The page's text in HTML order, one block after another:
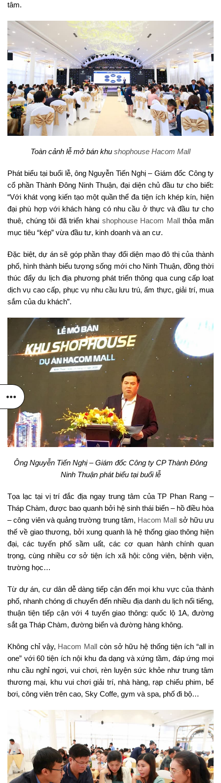
tâm.
Toàn cảnh lễ mở bán khu shophouse Hacom Mall
Phát biểu tại buổi lễ, ông Nguyễn Tiến Nghị – Giám đốc Công ty
cổ phần Thành Đông Ninh Thuận, đại diện chủ đầu tư cho biết:
“Với khát vọng kiến tạo một quần thể đa tiện ích khép kín, hiện
đại phù hợp với khách hàng có nhu cầu ở thực và đầu tư cho
thuê, chúng tôi đã triển khai shophouse Hacom Mallthỏa mãn
mục tiêu “kép” vừa đầu tư, kinh doanh và an cư.
Đặc biệt, dự án sẽ góp phần thay đổi diện mạo đô thị của thành
phố, hình thành biểu tượng sống mới cho Ninh Thuận, đồng thời
thúc đẩy du lịch địa phương phát triển thông qua cung cấp loạt
dịch vụ cao cấp, phục vụ nhu cầu lưu trú, ẩm thực, giải trí, mua
sắm của du khách”.
Ông Nguyễn Tiến Nghị – Giám đốc Công ty CP Thành Đông
Ninh Thuận phát biểu tại buổi lễ
Tọa lạc tại vị trí đắc địa ngay trung tâm của TP Phan Rang –
Tháp Chàm, được bao quanh bởi hệ sinh thái biển – hồ điều hòa
– công viên và quảng trường trung tâm, Hacom Mall sở hữu ưu
thế về giao thương, bởi xung quanh là hệ thống giao thông hiện
đại, các tuyến phố sầm uất, các cơ quan hành chính quan
trọng, cùng nhiều cơ sở tiện ích xã hội: công viên, bệnh viện,
trường học…
Từ dự án, cư dân dễ dàng tiếp cận đến mọi khu vực của thành
phố, nhanh chóng di chuyển đến nhiều địa danh du lịch nổi tiếng,
thuận tiện tiếp cận với 4 tuyến giao thông: quốc lộ 1A, đường
sắt ga Tháp Chàm, đường biển và đường hàng không.
Không chỉ vậy, Hacom Mall còn sở hữu hệ thống tiện ích “all in
one” với 60 tiện ích nội khu đa dạng và xứng tầm, đáp ứng mọi
nhu cầu nghỉ ngơi, vui chơi, rèn luyện sức khỏe như trung tâm
thương mại, khu vui chơi giải trí, nhà hàng, rạp chiếu phim, bể
bơi, công viên trên cao, Sky Coffe, gym và spa, phố đi bộ…